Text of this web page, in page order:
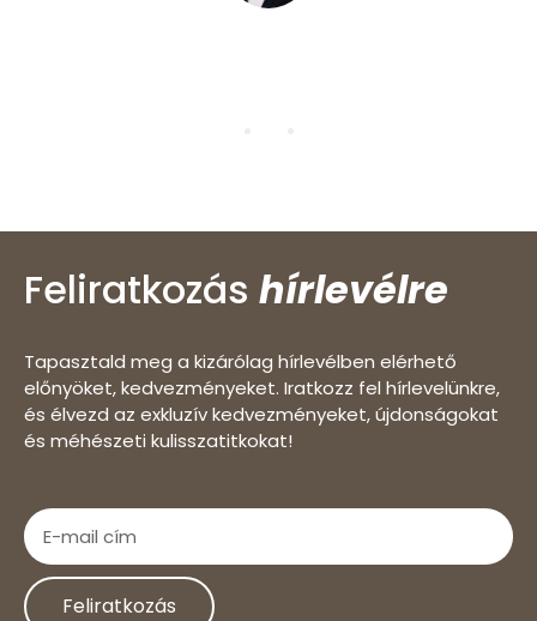
Feliratkozás hírlevélre
Tapasztald meg a kizárólag hírlevélben elérhető
előnyöket, kedvezményeket. Iratkozz fel hírlevelünkre,
és élvezd az exkluzív kedvezményeket, újdonságokat
és méhészeti kulisszatitkokat!
Feliratkozás